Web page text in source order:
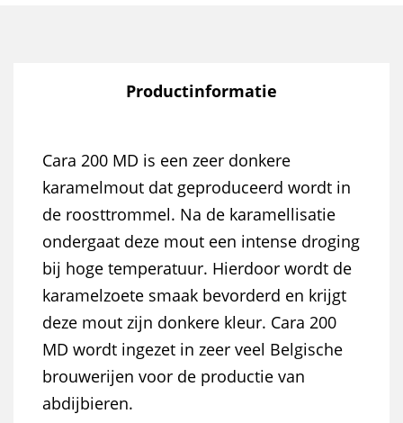
Productinformatie
Cara 200 MD is een zeer donkere
karamelmout dat geproduceerd wordt in
de roosttrommel. Na de karamellisatie
ondergaat deze mout een intense droging
bij hoge temperatuur. Hierdoor wordt de
karamelzoete smaak bevorderd en krijgt
deze mout zijn donkere kleur. Cara 200
MD wordt ingezet in zeer veel Belgische
brouwerijen voor de productie van
abdijbieren.